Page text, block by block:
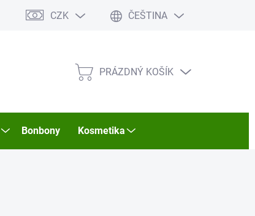
CZK ČEŠTINA
NÁKUPNÍ
PRÁZDNÝ KOŠÍK
Bonbony Kosmetika